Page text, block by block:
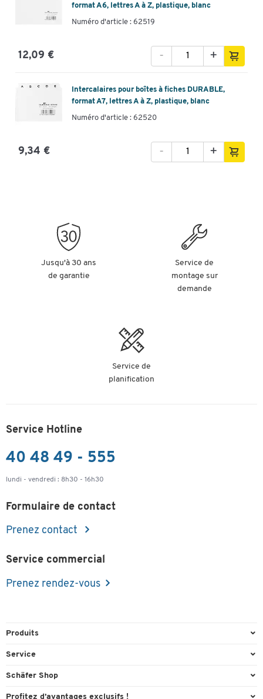
format A6, lettres A à Z, plastique, blanc
Numéro d'article : 62519
12,09 € +
-
Intercalaires pour boîtes à fiches DURABLE,
format A7, lettres A à Z, plastique, blanc
Numéro d'article : 62520
9,34 € +
-
Jusqu'à 30 ans
de garantie
Service de
montage sur
demande
Service de
planification
Service Hotline
40 48 49 - 555
lundi - vendredi : 8h30 - 16h30
Formulaire de contact
Prenez contact
Service commercial
Prenez rendez-vous
Produits
Emballage et expédition
Service
Aperçu des n° de tél.
Schäfer Shop
A propos
Profitez d’avantages exclusifs !